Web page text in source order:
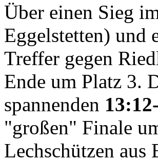
Über einen Sieg
Eggelstetten) und
Treffer gegen
Ende um Platz 3.
spannenden
"großen" Finale
Lechschützen